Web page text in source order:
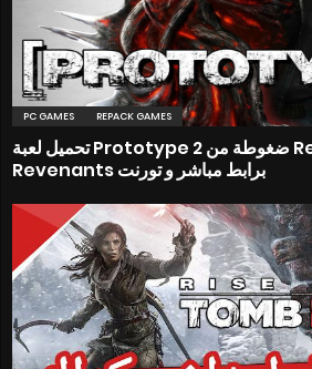
PC GAMES REPACK GAMES
تحميل لعبة Prototype 2 ضغوطة من RePack R G
Revenants برابط مباشر و تورنت